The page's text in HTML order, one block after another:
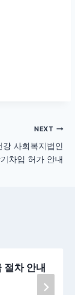
NEXT
강 사회복지법인
차입 허가 안내
절차 안내